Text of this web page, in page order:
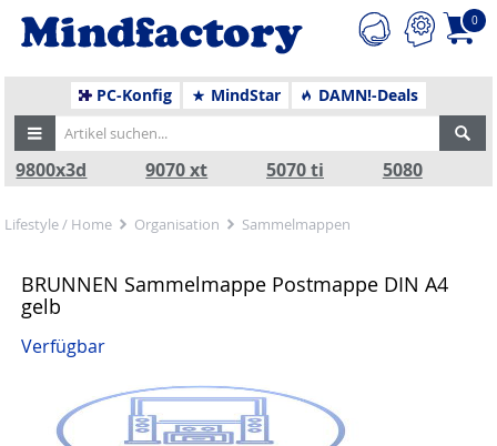
0
PC-Konfig MindStar DAMN!-Deals
9800x3d 9070 xt 5070 ti 5080
Lifestyle / Home Organisation Sammelmappen
BRUNNEN Sammelmappe Postmappe DIN A4
gelb
Verfügbar